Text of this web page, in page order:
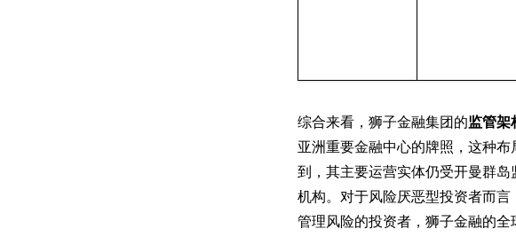
综合来看，狮子金融集团的监管架
亚洲重要金融中心的牌照，这种
到，其主要运营实体仍受开曼群
机构。对于风险厌恶型投资者而
管理风险的投资者，狮子金融的全